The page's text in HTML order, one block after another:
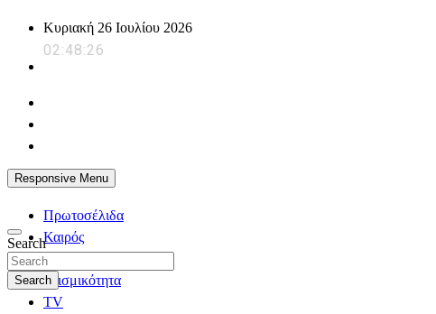
content
Κυριακή 26 Ιουλίου 2026
02:48:27
Responsive Menu
Πρωτοσέλιδα
Καιρός
Ζώδια
Σεισμικότητα
TV
powerplayer.gr
Search
Search